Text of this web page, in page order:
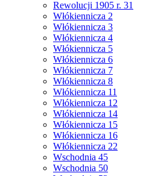
Rewolucji 1905 r. 31
Włókiennicza 2
Włókiennicza 3
Włókiennicza 4
Włókiennicza 5
Włókiennicza 6
Włókiennicza 7
Włókiennicza 8
Włókiennicza 11
Włókiennicza 12
Włókiennicza 14
Włókiennicza 15
Włókiennicza 16
Włókiennicza 22
Wschodnia 45
Wschodnia 50